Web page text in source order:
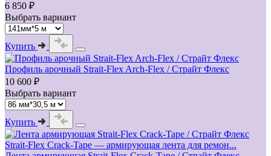
6 850 ₽
Выбрать вариант
Купить
Профиль арочный Strait-Flex Arch-Flex / Страйт Флекс
10 600 ₽
Выбрать вариант
Купить
Strait‑Flex Crack‑Tape — армирующая лента для ремон...